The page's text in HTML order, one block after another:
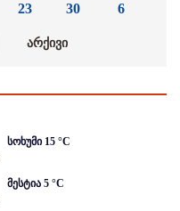
23 30 6
სოხუმი 15 °C
მესტია 5 °C